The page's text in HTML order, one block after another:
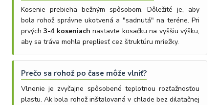
Kosenie prebieha bežným spôsobom. Dôležité je, aby
bola rohož správne ukotvená a "sadnutá" na teréne. Pri
prvých3-4 koseniach nastavte kosačku na vyššiu výšku,
aby sa tráva mohla prepliesť cez štruktúru mriežky.
Prečo sa rohož po čase môže vlniť?
Vlnenie je zvyčajne spôsobené teplotnou rozťažnosťou
plastu. Ak bola rohož inštalovaná v chlade bez dilatačnej